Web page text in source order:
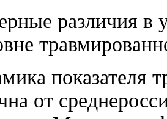
различия в
показателя
от